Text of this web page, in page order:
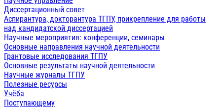
Диссертационный совет
Аспирантура, докторантура ТГПУ, прикрепление для работы
над кандидатской диссертацией
Научные мероприятия: конференции, семинары
Основные направления научной деятельности
Грантовые исследования ТГПУ
Основные результаты научной деятельности
Научные журналы ТГПУ
Полезные ресурсы
Учёба
Поступающему